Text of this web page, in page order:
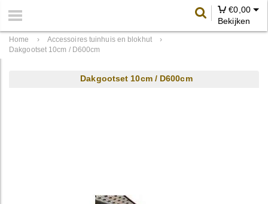
€0,00
Bekijken
Home › Accessoires tuinhuis en blokhut
›
Dakgootset 10cm / D600cm
Dakgootset 10cm / D600cm